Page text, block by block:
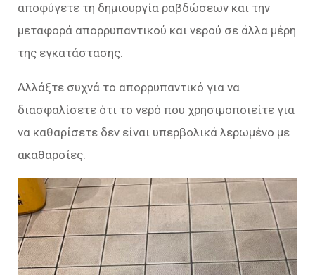
αποφύγετε τη δημιουργία ραβδώσεων και την
μεταφορά απορρυπαντικού και νερού σε άλλα μέρη
της εγκατάστασης.
Αλλάξτε συχνά το απορρυπαντικό για να
διασφαλίσετε ότι το νερό που χρησιμοποιείτε για
να καθαρίσετε δεν είναι υπερβολικά λερωμένο με
ακαθαρσίες.